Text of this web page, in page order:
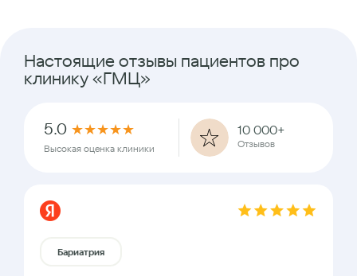
Настоящие отзывы пациентов про
клинику «ГМЦ»
5.0 ★★★★★
Высокая оценка клиники
10 000+
Отзывов
Бариатрия